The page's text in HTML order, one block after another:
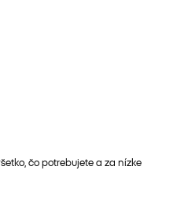
čo potrebujete a za nízke